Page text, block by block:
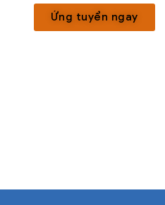
Ứng tuyển ngay